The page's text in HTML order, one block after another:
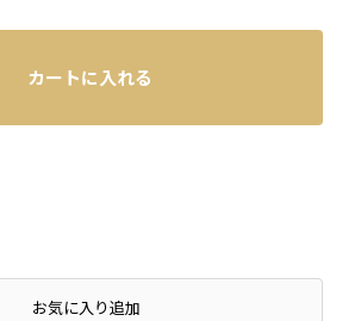
カートに入れる
お気に入り追加